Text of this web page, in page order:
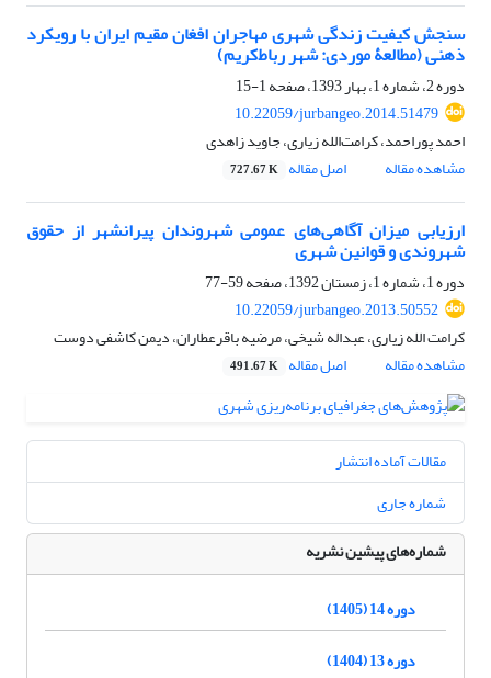
سنجش کیفیت زندگی شهری مهاجران ‌افغان مقیم ایران با رویکرد
ذهنی (مطالعۀ موردی: شهر رباط‌کریم)
دوره 2، شماره 1، بهار 1393، صفحه
1-15
10.22059/jurbangeo.2014.51479
احمد پوراحمد، کرامت‌الله زیاری، جاوید زاهدی
مشاهده مقاله
اصل مقاله 727.67 K
ارزیابی میزان آگاهی‌های عمومی شهروندان پیرانشهر از حقوق
شهروندی و قوانین شهری
دوره 1، شماره 1، زمستان 1392، صفحه
59-77
10.22059/jurbangeo.2013.50552
کرامت الله زیاری، عبداله شیخی، مرضیه باقرعطاران، دیمن کاشفی دوست
مشاهده مقاله
اصل مقاله 491.67 K
مقالات آماده انتشار
شماره جاری
شماره‌های پیشین نشریه
دوره 14 (1405)
دوره 13 (1404)